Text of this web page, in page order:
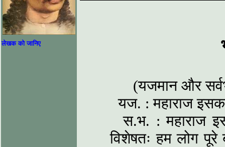
लेखक को जानिए
(यजमान और
यज. : महाराज
स.भ. : महाराज
विशेषतः हम लोग पूरे